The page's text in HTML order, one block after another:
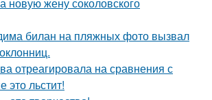
новую жену соколовского
билан на пляжных фото вызвал
отреагировала на сравнения с
это льстит!